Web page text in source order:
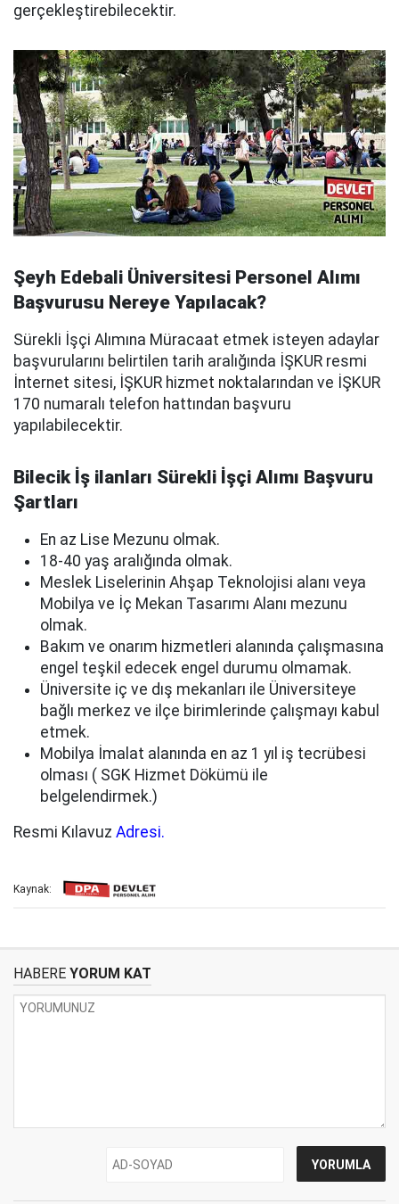
gerçekleştirebilecektir.
Şeyh Edebali Üniversitesi Personel Alımı
Başvurusu Nereye Yapılacak?
Sürekli İşçi Alımına Müracaat etmek isteyen adaylar
başvurularını belirtilen tarih aralığında İŞKUR resmi
İnternet sitesi, İŞKUR hizmet noktalarından ve İŞKUR
170 numaralı telefon hattından başvuru
yapılabilecektir.
Bilecik İş ilanları Sürekli İşçi Alımı Başvuru
Şartları
En az Lise Mezunu olmak.
18-40 yaş aralığında olmak.
Meslek Liselerinin Ahşap Teknolojisi alanı veya
Mobilya ve İç Mekan Tasarımı Alanı mezunu
olmak.
Bakım ve onarım hizmetleri alanında çalışmasına
engel teşkil edecek engel durumu olmamak.
Üniversite iç ve dış mekanları ile Üniversiteye
bağlı merkez ve ilçe birimlerinde çalışmayı kabul
etmek.
Mobilya İmalat alanında en az 1 yıl iş tecrübesi
olması ( SGK Hizmet Dökümü ile
belgelendirmek.)
Resmi Kılavuz Adresi.
Kaynak:
HABERE YORUM KAT